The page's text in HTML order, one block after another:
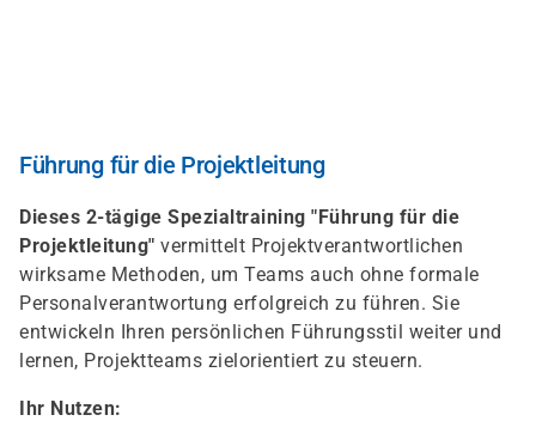
Führung für die Projektleitung
Dieses 2-tägige Spezialtraining "Führung für die
Projektleitung" vermittelt Projektverantwortlichen
wirksame Methoden, um Teams auch ohne formale
Personalverantwortung erfolgreich zu führen. Sie
entwickeln Ihren persönlichen Führungsstil weiter und
lernen, Projektteams zielorientiert zu steuern.
Ihr Nutzen: